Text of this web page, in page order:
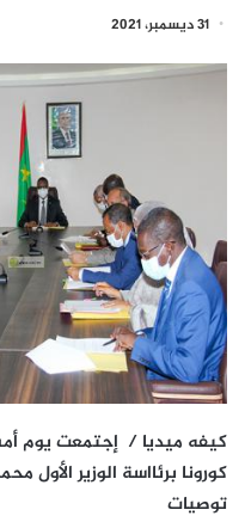
31 ديسمبر، 2021
كيفه ميديا / إجتمعت يوم
كورونا برئااسة الوزير الأول
توصيات